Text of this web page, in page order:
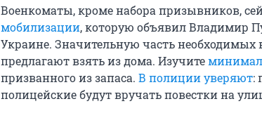
Военкоматы, кроме набора призывников,
мобилизации, которую объявил Владимир
Украине. Значительную часть
предлагают взять из дома. Изучите
призванного из запаса. В полиции уверяют:
полицейские будут вручать повестки на